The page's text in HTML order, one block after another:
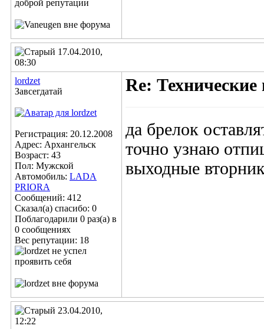
17.04.2010,
08:30
lordzet
Завсегдатай
Регистрация: 20.12.2008
Адрес: Архангельск
Возраст: 43
Пол: Мужской
Автомобиль: LADA
PRIORA
Сообщений: 412
Сказал(а) спасибо: 0
Поблагодарили 0 раз(а) в
0 сообщениях
Вес репутации: 18
Re:
да брелок
точно узнаю
выходные
23.04.2010,
12:22